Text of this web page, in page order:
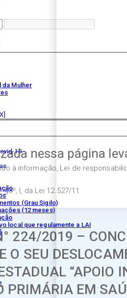
da Mulher
19
(Grau Sigilo)
(12 meses)
local que regulamente a LAI
nessa página
à informação, Lei de
I, da Lei 12.527/11
224/2019 –
O SEU
“APOIO
PRIMÁRIA EM